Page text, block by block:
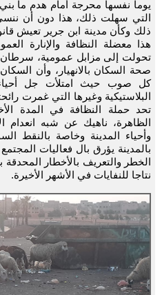
يوما نفسها محرجة أمام هدم ما
التي سهلت ذلك، هذا دون أن
ذلك وكأن مدينة ابن جرير تعيش
هذا معضلة النظافة والإنارة
تحولت إلى مزابل عمومية، سرطان
صحة السكان بالانهيار، وأن
كل صوب حيث امتلأت جل أحياء
البلاستيكية وغيرها التي غمرت
تحد حملة النظافة في المدة
الظاهرة، ناهيك عن شبه انعدام
وأحياء المدينة وخاصة بالنقط
بالمدينة يؤرق بال فعاليات
الخطر والتعريف بالأخطار المحدقة
نتاجا للنفايات في الأشهر الأخيرة.